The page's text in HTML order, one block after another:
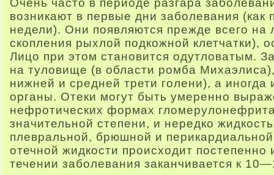
Очень часто в периоде разгара
возникают в первые дни заболевания (как
недели). Они появляются прежде всего на
скопления рыхлой подкожной клетчатки),
Лицо при этом становится одутловатым.
на туловище (в области ромба
нижней и средней трети голени), а
органы. Отеки могут быть умеренно
нефротических формах
значительной степени, и нередко
плевральной, брюшной и
отечной жидкости происходит постепенно
течении заболевания заканчивается к